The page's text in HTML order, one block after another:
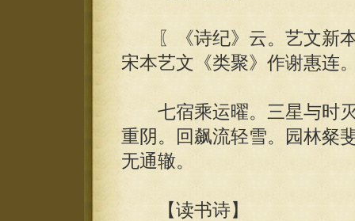
〖《诗纪》云。艺文新本
宋本艺文《类聚》作谢惠连
七宿乘运曜。三星与时灭
重阴。回飙流轻雪。园林粲
无通辙。
【读书诗】